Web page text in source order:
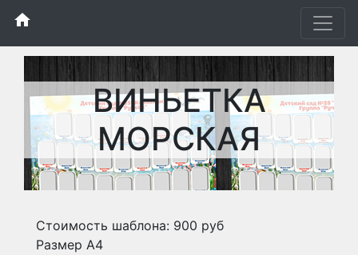
home
ВИНЬЕТКА
МОРСКАЯ
Стоимость шаблона: 900 руб
Размер А4